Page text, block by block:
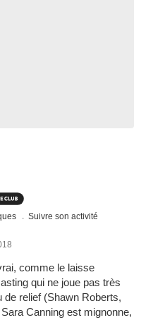
Suivre son activité
comme le laisse
qui ne joue pas très
relief (Shawn Roberts,
Canning est mignonne,